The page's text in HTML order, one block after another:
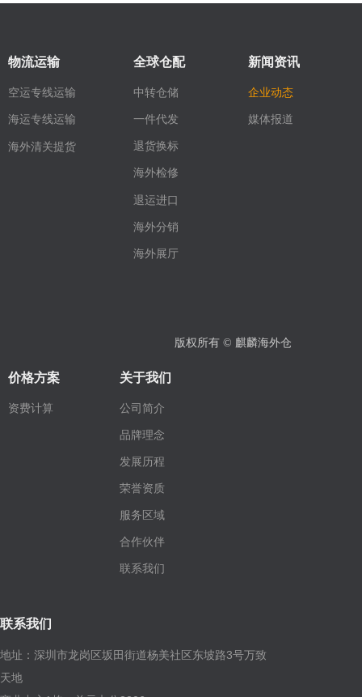
物流运输
空运专线运输
海运专线运输
海外清关提货
全球仓配
中转仓储
一件代发
退货换标
海外检修
退运进口
海外分销
海外展厅
新闻资讯
企业动态
媒体报道
联系我们
地址：深圳市龙岗区坂田街道杨美社区东坡路3号万致
天地
价格方案
资费计算
关于我们
公司简介
品牌理念
发展历程
荣誉资质
服务区域
合作伙伴
联系我们
版权所有 © 麒麟海外仓